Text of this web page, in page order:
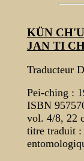
KÜN
JAN TI
Traducteur
Pei-ching :
ISBN
vol. 4/8, 22
titre traduit :